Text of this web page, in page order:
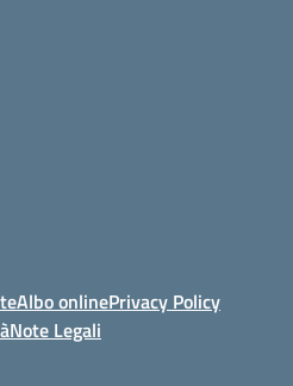
Albo onlinePrivacy Policy
Note Legali